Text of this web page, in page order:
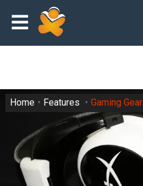
Home Features Gaming Gear